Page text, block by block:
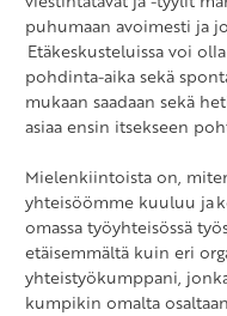
puhumaan avoimesti ja
Etäkeskusteluissa voi
pohdinta-aika sekä
mukaan saadaan sekä
asiaa ensin itsekseen
Mielenkiintoista on,
yhteisöömme kuuluu ja
omassa työyhteisössä
etäisemmältä kuin eri
yhteistyökumppani,
kumpikin omalta